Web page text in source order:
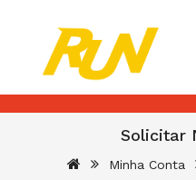
Solicitar
Minha Conta